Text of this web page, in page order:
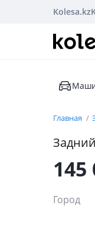
Kolesa.kz
Главная
145
Город